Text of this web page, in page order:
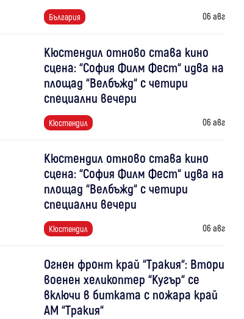
България 06 авг
Кюстендил отново става кино
сцена: “София Филм Фест“ идва на
площад “Велбъжд“ с четири
специални вечери
Кюстендил 06 авг
Кюстендил отново става кино
сцена: “София Филм Фест“ идва на
площад “Велбъжд“ с четири
специални вечери
Кюстендил 06 авг
Огнен фронт край “Тракия“: Втори
военен хеликоптер “Кугър“ се
включи в битката с пожара край
АМ “Тракия“